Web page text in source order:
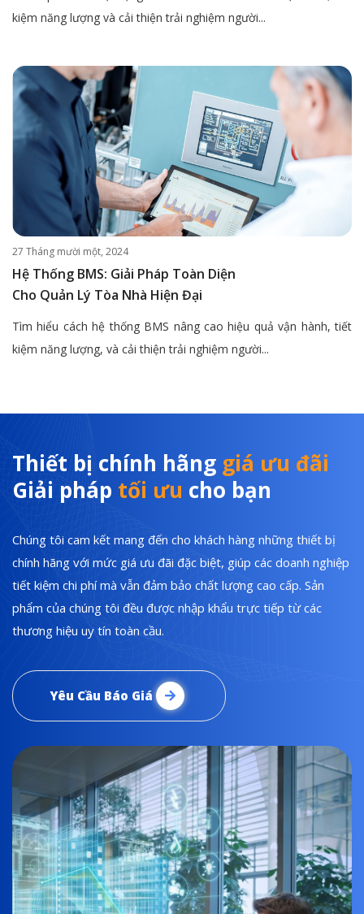
kiệm năng lượng và cải thiện trải nghiệm người...
27 Tháng mười một, 2024
Hệ Thống BMS: Giải Pháp Toàn Diện
Cho Quản Lý Tòa Nhà Hiện Đại
Tìm hiểu cách hệ thống BMS nâng cao hiệu quả vận hành, tiết
kiệm năng lượng, và cải thiện trải nghiệm người...
Thiết bị chính hãng giá ưu đãi
Giải pháp tối ưu cho bạn
Chúng tôi cam kết mang đến cho khách hàng những thiết bị
chính hãng với mức giá ưu đãi đặc biệt, giúp các doanh nghiệp
tiết kiệm chi phí mà vẫn đảm bảo chất lượng cao cấp. Sản
phẩm của chúng tôi đều được nhập khẩu trực tiếp từ các
thương hiệu uy tín toàn cầu.
Yêu Cầu Báo Giá